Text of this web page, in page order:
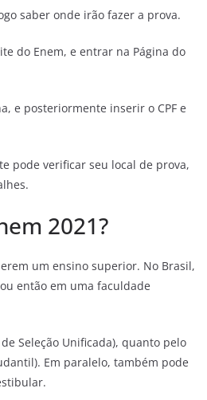
saber onde irão fazer a prova.
do Enem, e entrar na Página do
e posteriormente inserir o CPF e
pode verificar seu local de prova,
2021?
um ensino superior. No Brasil,
então em uma faculdade
Seleção Unificada), quanto pelo
Em paralelo, também pode